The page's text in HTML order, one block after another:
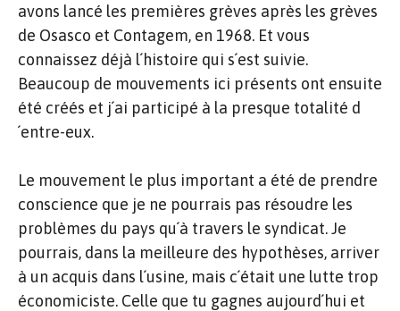
avons lancé les premières grèves après les grèves
de Osasco et Contagem, en 1968. Et vous
connaissez déjà l´histoire qui s´est suivie.
Beaucoup de mouvements ici présents ont ensuite
été créés et j´ai participé à la presque totalité d
´entre-eux.
Le mouvement le plus important a été de prendre
conscience que je ne pourrais pas résoudre les
problèmes du pays qu´à travers le syndicat. Je
pourrais, dans la meilleure des hypothèses, arriver
à un acquis dans l´usine, mais c´était une lutte trop
économiciste. Celle que tu gagnes aujourd´hui et